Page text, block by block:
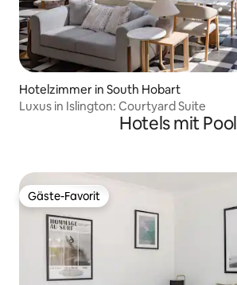
Hotelzimmer in South Hobart
Luxus in Islington: Courtyard Suite
Hotels mit Pool
Gäste-Favorit
Gäste-Favorit